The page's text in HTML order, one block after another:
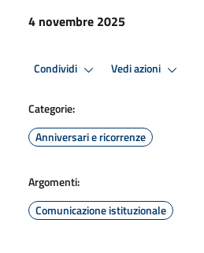
4 novembre 2025
Condividi Vedi azioni
Categorie:
Anniversari e ricorrenze
Argomenti:
Comunicazione istituzionale